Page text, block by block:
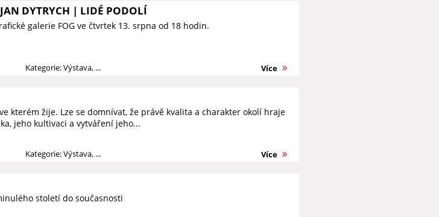
DYTRYCH | LIDÉ PODOLÍ
galerie FOG ve čtvrtek 13. srpna od 18 hodin.
Kategorie: Výstava, ... Více
kterém žije. Lze se domnívat, že právě kvalita a charakter okolí hraje
jeho kultivaci a vytváření jeho...
Kategorie: Výstava, ... Více
století do současnosti